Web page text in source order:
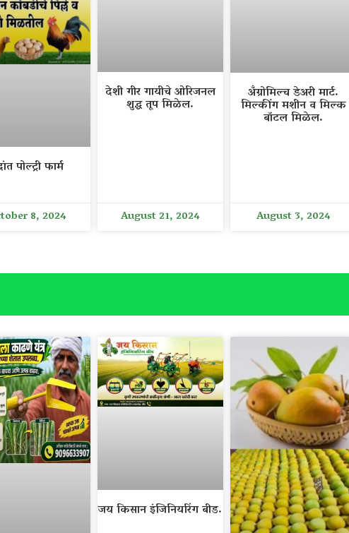
पोल्ट्री फार्म
8, 2024
देशी गीर गायीचे ओरिजनल
शुद्ध तूप मिळेल.
August 21, 2024
अँग्रोमिल्च डेअरी मार्ट.
मिल्कींग मशीन व मिल्क
बॉटल मिळेल.
August 3, 2024
जय किसान इंजिनियरिंग बीड.